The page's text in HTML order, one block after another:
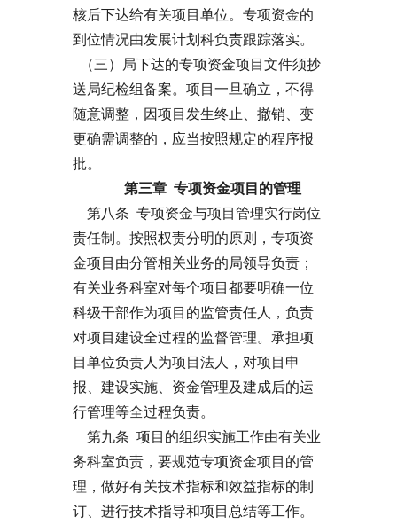
核后下达给有关项目单位。专项资金的
到位情况由发展计划科负责跟踪落实。
（三）局下达的专项资金项目文件须抄
送局纪检组备案。项目一旦确立，不得
随意调整，因项目发生终止、撤销、变
更确需调整的，应当按照规定的程序报
批。
第三章 专项资金项目的管理
第八条 专项资金与项目管理实行岗位
责任制。按照权责分明的原则，专项资
金项目由分管相关业务的局领导负责；
有关业务科室对每个项目都要明确一位
科级干部作为项目的监管责任人，负责
对项目建设全过程的监督管理。承担项
目单位负责人为项目法人，对项目申
报、建设实施、资金管理及建成后的运
行管理等全过程负责。
第九条 项目的组织实施工作由有关业
务科室负责，要规范专项资金项目的管
理，做好有关技术指标和效益指标的制
订、进行技术指导和项目总结等工作。